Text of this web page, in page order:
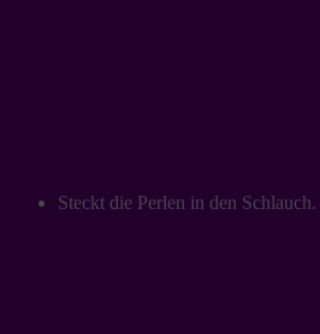
Steckt die Perlen in den Schlauch.